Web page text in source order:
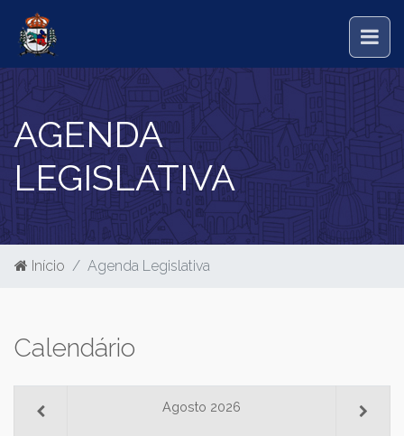
AGENDA
LEGISLATIVA
Início Agenda Legislativa
Calendário
Agosto 2026